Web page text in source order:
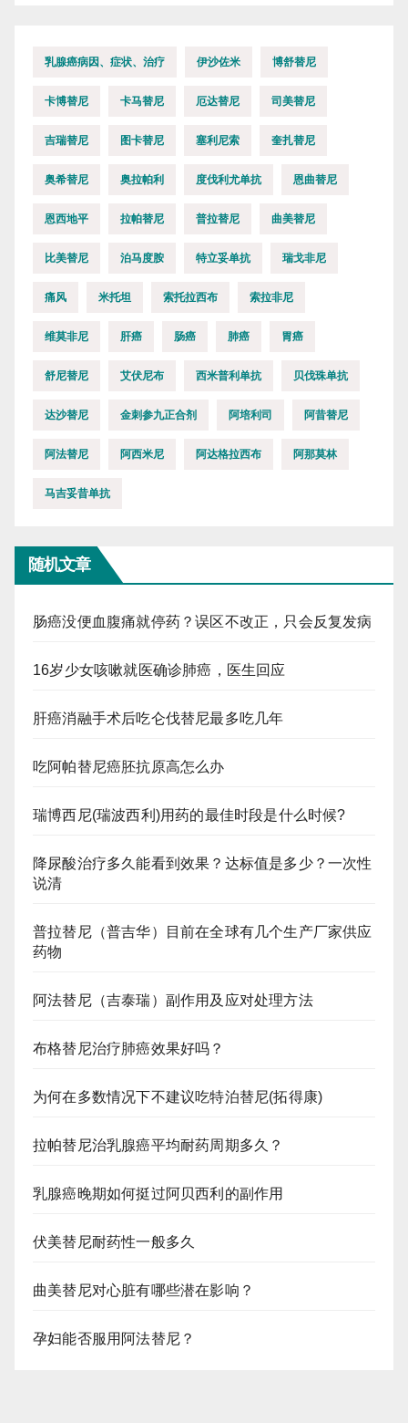
乳腺癌病因、症状、治疗 伊沙佐米 博舒替尼
卡博替尼 卡马替尼 厄达替尼 司美替尼
吉瑞替尼 图卡替尼 塞利尼索 奎扎替尼
奥希替尼 奥拉帕利 度伐利尤单抗 恩曲替尼
恩西地平 拉帕替尼 普拉替尼 曲美替尼
比美替尼 泊马度胺 特立妥单抗 瑞戈非尼
痛风 米托坦 索托拉西布 索拉非尼
维莫非尼 肝癌 肠癌 肺癌 胃癌
舒尼替尼 艾伏尼布 西米普利单抗 贝伐珠单抗
达沙替尼 金刺参九正合剂 阿培利司 阿昔替尼
阿法替尼 阿西米尼 阿达格拉西布 阿那莫林
马吉妥昔单抗
随机文章
肠癌没便血腹痛就停药？误区不改正，只会反复发病
16岁少女咳嗽就医确诊肺癌，医生回应
肝癌消融手术后吃仑伐替尼最多吃几年
吃阿帕替尼癌胚抗原高怎么办
瑞博西尼(瑞波西利)用药的最佳时段是什么时候?
降尿酸治疗多久能看到效果？达标值是多少？一次性
说清
普拉替尼（普吉华）目前在全球有几个生产厂家供应
药物
阿法替尼（吉泰瑞）副作用及应对处理方法
布格替尼治疗肺癌效果好吗？
为何在多数情况下不建议吃特泊替尼(拓得康)
拉帕替尼治乳腺癌平均耐药周期多久？
乳腺癌晚期如何挺过阿贝西利的副作用
伏美替尼耐药性一般多久
曲美替尼对心脏有哪些潜在影响？
孕妇能否服用阿法替尼？